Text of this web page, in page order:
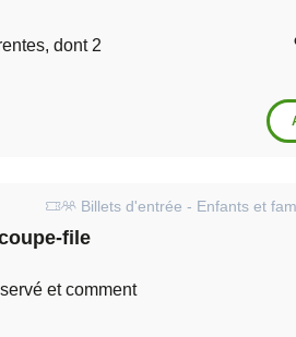
dont 2
Billets d'entrée - Enfants et
file
et comment